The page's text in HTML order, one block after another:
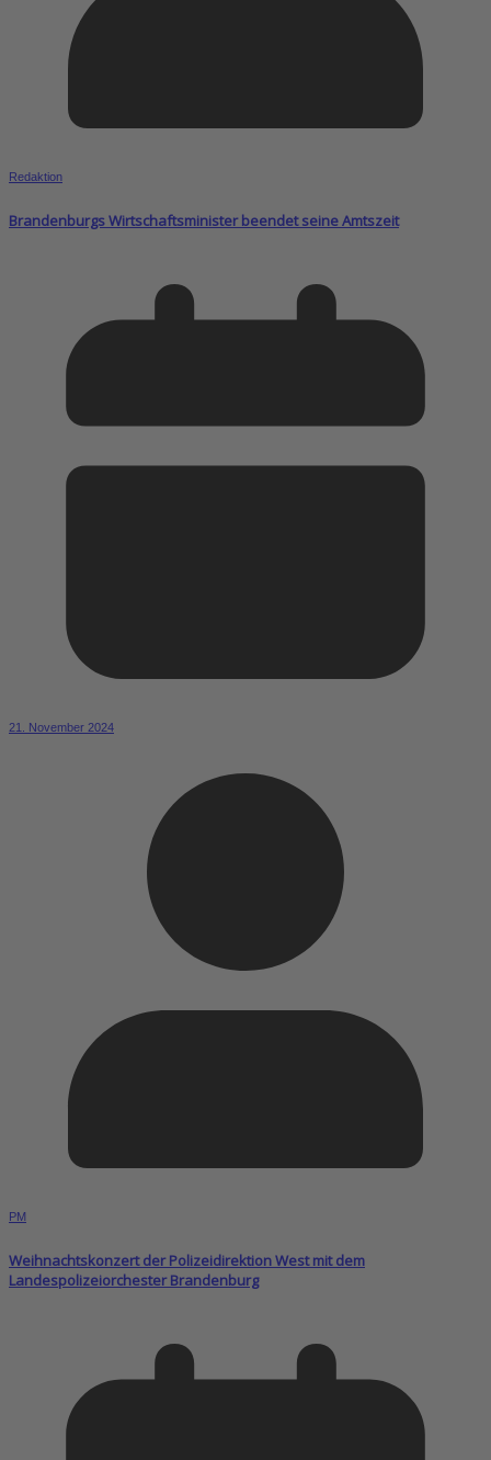
Redaktion
Brandenburgs Wirtschaftsminister beendet seine Amtszeit
21. November 2024
PM
Weihnachtskonzert der Polizeidirektion West mit dem
Landespolizeiorchester Brandenburg